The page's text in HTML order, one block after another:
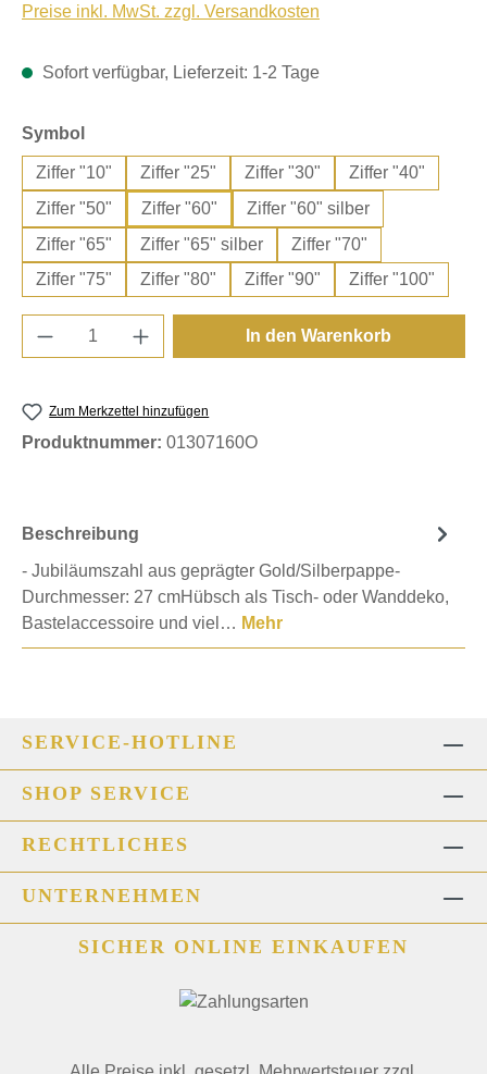
Preise inkl. MwSt. zzgl. Versandkosten
Sofort verfügbar, Lieferzeit: 1-2 Tage
Symbol auswählen
Ziffer "10" Ziffer "25" Ziffer "30"
Ziffer "40"
Ziffer "50"
Ziffer "60"
Ziffer "60" silber
Ziffer "65"
Ziffer "65" silber
Ziffer "70"
Ziffer "75"
Ziffer "80" Ziffer "90" Ziffer "100"
Produkt Anzahl: Gib den gewünschten
In den Warenkorb
Zum Merkzettel hinzufügen
Produktnummer: 01307160O
Beschreibung
- Jubiläumszahl aus geprägter Gold/Silberpappe-
Durchmesser: 27 cmHübsch als Tisch- oder Wanddeko,
Bastelaccessoire und viel… Mehr
SERVICE-HOTLINE
SHOP SERVICE
RECHTLICHES
UNTERNEHMEN
SICHER ONLINE EINKAUFEN